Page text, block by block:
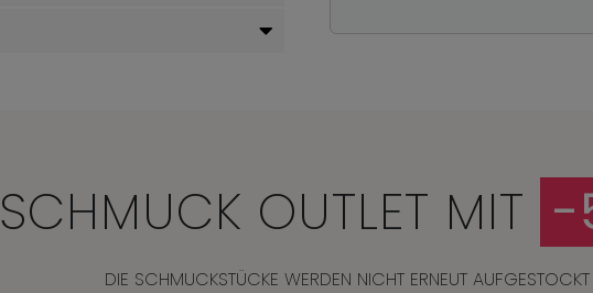
SCHMUCK OUTLET MIT -
DIE SCHMUCKSTÜCKE WERDEN NICHT ERNEUT AUFGESTOCKT